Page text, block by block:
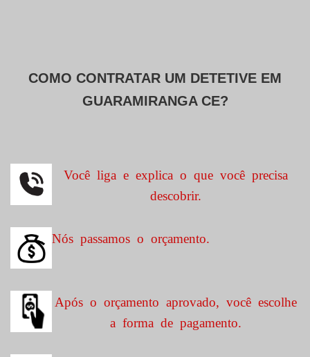
COMO CONTRATAR UM DETETIVE EM
GUARAMIRANGA CE?
Você liga e explica o que você precisa
descobrir.
Nós passamos o orçamento.
Após o orçamento aprovado, você escolhe
a forma de pagamento.